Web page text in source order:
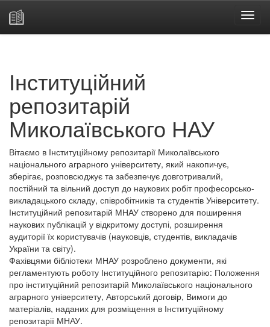
Інституційний
репозитарій
Миколаївського НАУ
Вітаємо в Інституційному репозитарії Миколаївського
національного аграрного університету, який накопичує,
зберігає, розповсюджує та забезпечує довготривалий,
постійний та вільний доступ до наукових робіт професорсько-
викладацького складу, співробітників та студентів Університету.
Інституційний репозитарій МНАУ створено для поширення
наукових публікацій у відкритому доступі, розширення
аудиторії їх користувачів (науковців, студентів, викладачів
України та світу).
Фахівцями бібліотеки МНАУ розроблено документи, які
регламентують роботу Інституційного репозитарію: Положення
про інституційний репозитарій Миколаївського національного
аграрного університету, Авторський договір, Вимоги до
матеріалів, наданих для розміщення в Інституційному
репозитарії МНАУ.